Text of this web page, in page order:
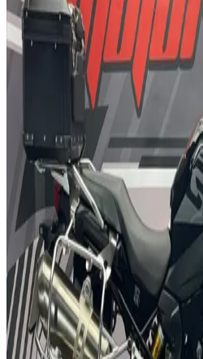
Contado10.499
€
Financiado
210 €/mes
2023
HONDA
XL 750 TRANSALP
750cc
Contado
6999€
Financiado
€/mes
2021/HONDA
NC750X DCT
21.300km
/